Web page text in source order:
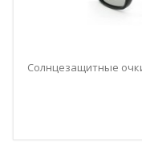
Солнцезащитные